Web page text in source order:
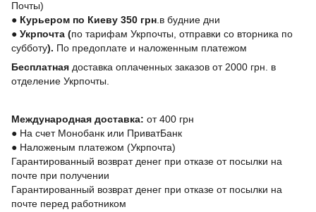
Почты)
● Курьером по Киеву 350 грн .в будние дни
● Укрпочта (по тарифам Укрпочты, отправки со вторника по
субботу). По предоплате и наложенным платежом
Бесплатная доставка оплаченных заказов от 2000 грн. в
отделение Укрпочты.
Международная доставка: от 400 грн
● На счет Монобанк или ПриватБанк
● Наложеным платежом (Укрпочта)
Гарантированный возврат денег при отказе от посылки на
почте при получении
Гарантированный возврат денег при отказе от посылки на
почте перед работником